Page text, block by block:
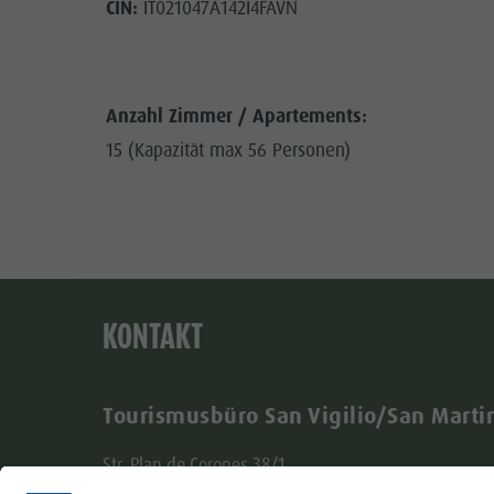
CIN: IT021047A142I4FAVN
Anzahl Zimmer / Apartements:
15 (Kapazität max 56 Personen)
KONTAKT
Tourismusbüro San Vigilio/San
Str. Plan de Corones 38/1